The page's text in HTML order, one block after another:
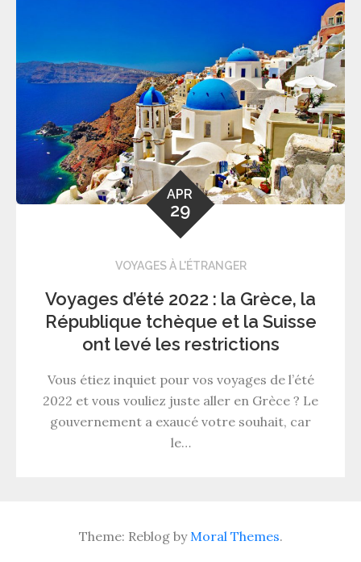
APR
29
VOYAGES À L'ÉTRANGER
Voyages d’été 2022 : la Grèce, la
République tchèque et la Suisse
ont levé les restrictions
Vous étiez inquiet pour vos voyages de l’été
2022 et vous vouliez juste aller en Grèce ? Le
gouvernement a exaucé votre souhait, car
le…
Theme: Reblog by Moral Themes.